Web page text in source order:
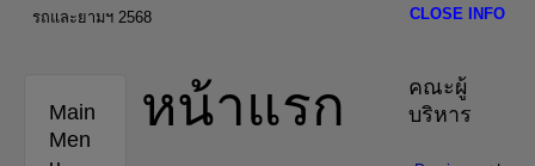
รถและยามฯ 2568
Main
Men
หน้าแรก
CLOSE INFO
คณะผู้
บริหาร